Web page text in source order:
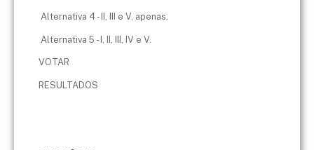
Alternativa 4 - II, III e V, apenas.
Alternativa 5 - I, II, III, IV e V.
VOTAR
RESULTADOS